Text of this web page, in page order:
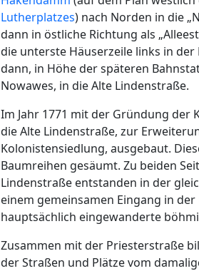
Lutherplatzes) nach Norden in die
dann in östliche Richtung als
die unterste Häuserzeile links in
dann, in Höhe der späteren
Nowawes, in die Alte Lindenstraße.
Im Jahr 1771 mit der Gründung der
die Alte Lindenstraße, zur
Kolonistensiedlung, ausgebaut.
Baumreihen gesäumt. Zu beiden
Lindenstraße entstanden in der
einem gemeinsamen Eingang in
hauptsächlich eingewanderte
Zusammen mit der Priesterstraße
der Straßen und Plätze vom